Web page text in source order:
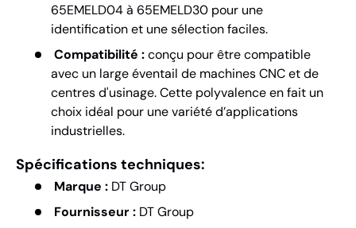
65EMELD04 à 65EMELD30 pour une
identification et une sélection faciles.
Compatibilité :conçu pour être compatible
avec un large éventail de machines CNC et de
centres d'usinage. Cette polyvalence en fait un
choix idéal pour une variété d’applications
industrielles.
Spécifications techniques:
Marque : DT Group
Fournisseur : DT Group